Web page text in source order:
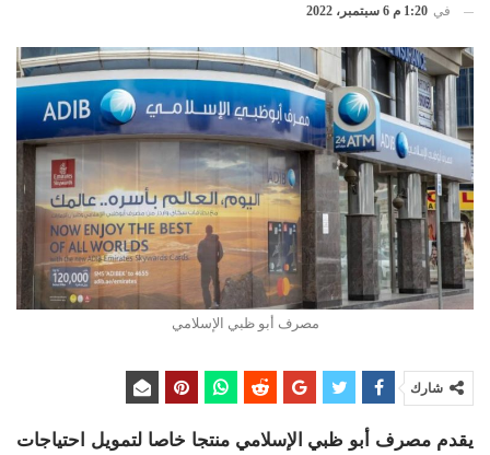
في 1:20 م 6 سبتمبر، 2022
مصرف أبو ظبي الإسلامي
شارك
يقدم مصرف أبو ظبي الإسلامي منتجا خاصا لتمويل احتياجات